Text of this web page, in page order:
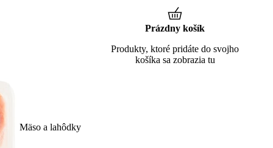
Mäso a lahôdky
Prázdny košík
Produkty, ktoré pridáte do svojho
košíka sa zobrazia tu